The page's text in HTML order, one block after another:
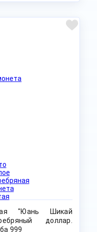
"Юань Шикай
доллар.
999